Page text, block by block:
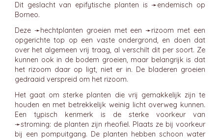
Dit geslacht van epifytische planten is ➛endemisch op
Borneo.
Deze ➛hechtplanten groeien met een ➛rizoom met een
opgerichte top op een vaste ondergrond, en doen dat
over het algemeen vrij traag, al verschilt dit per soort. Ze
kunnen ook in de bodem groeien, maar belangrijk is dat
het rizoom daar op ligt, niet er in. De bladeren groeien
gedraaid verspreid om het rizoom.
Het gaat om sterke planten die vrij gemakkelijk zijn te
houden en met betrekkelijk weinig licht overweg kunnen.
Een typisch kenmerk is de sterke voorkeur van
➛stroming: de planten zijn rheofiel. Plaats ze bij voorkeur
bij een pompuitgang. De planten hebben schoon water